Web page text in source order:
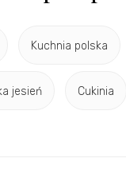
Kuchnia polska
jesień Cukinia